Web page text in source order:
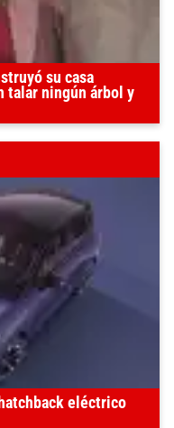
su casa
talar ningún árbol y
eléctrico